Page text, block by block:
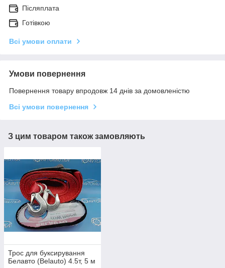
Післяплата
Готівкою
Всі умови оплати
Умови повернення
Повернення товару впродовж 14 днів за домовленістю
Всі умови повернення
З цим товаром також замовляють
Трос для буксирування
Белавто (Belauto) 4.5т, 5 м